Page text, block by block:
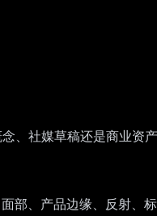
、社媒草稿还是商业资产
部、产品边缘、反射、